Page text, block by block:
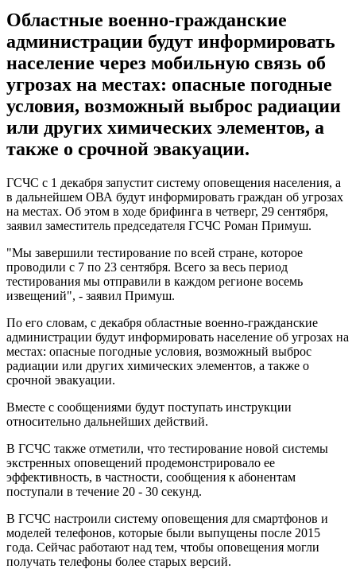
Областные военно-гражданские
администрации будут информировать
население через мобильную связь об
угрозах на местах: опасные погодные
условия, возможный выброс радиации
или других химических элементов, а
также о срочной эвакуации.
ГСЧС с 1 декабря запустит систему оповещения населения, а
в дальнейшем ОВА будут информировать граждан об угрозах
на местах. Об этом в ходе брифинга в четверг, 29 сентября,
заявил заместитель председателя ГСЧС Роман Примуш.
"Мы завершили тестирование по всей стране, которое
проводили с 7 по 23 сентября. Всего за весь период
тестирования мы отправили в каждом регионе восемь
извещений", - заявил Примуш.
По его словам, с декабря областные военно-гражданские
администрации будут информировать население об угрозах на
местах: опасные погодные условия, возможный выброс
радиации или других химических элементов, а также о
срочной эвакуации.
Вместе с сообщениями будут поступать инструкции
относительно дальнейших действий.
В ГСЧС также отметили, что тестирование новой системы
экстренных оповещений продемонстрировало ее
эффективность, в частности, сообщения к абонентам
поступали в течение 20 - 30 секунд.
В ГСЧС настроили систему оповещения для смартфонов и
моделей телефонов, которые были выпущены после 2015
года. Сейчас работают над тем, чтобы оповещения могли
получать телефоны более старых версий.